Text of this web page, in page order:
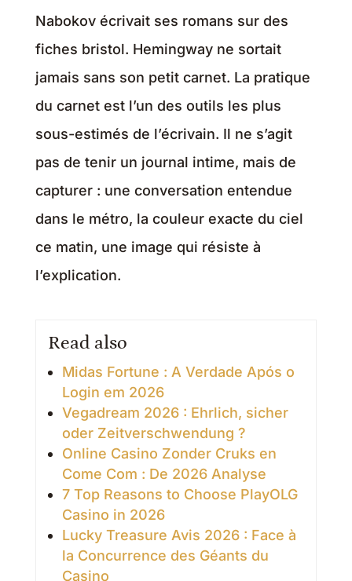
Nabokov écrivait ses romans sur des
fiches bristol. Hemingway ne sortait
jamais sans son petit carnet. La pratique
du carnet est l’un des outils les plus
sous-estimés de l’écrivain. Il ne s’agit
pas de tenir un journal intime, mais de
capturer : une conversation entendue
dans le métro, la couleur exacte du ciel
ce matin, une image qui résiste à
l’explication.
Read also
Midas Fortune : A Verdade Após o
Login em 2026
Vegadream 2026 : Ehrlich, sicher
oder Zeitverschwendung ?
Online Casino Zonder Cruks en
Come Com : De 2026 Analyse
7 Top Reasons to Choose PlayOLG
Casino in 2026
Lucky Treasure Avis 2026 : Face à
la Concurrence des Géants du
Casino